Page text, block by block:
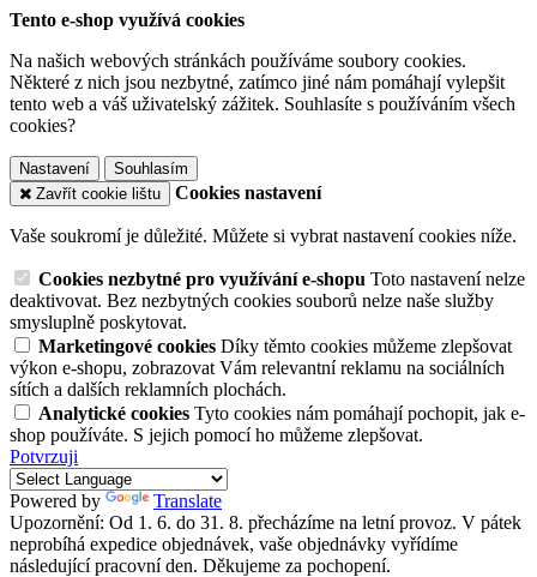
Tento e-shop využívá cookies
Na našich webových stránkách používáme soubory cookies.
Některé z nich jsou nezbytné, zatímco jiné nám pomáhají vylepšit
tento web a váš uživatelský zážitek. Souhlasíte s používáním všech
cookies?
Nastavení
Souhlasím
Zavřít cookie lištu
Cookies nastavení
Vaše soukromí je důležité. Můžete si vybrat nastavení cookies níže.
Cookies nezbytné pro využívání e-shopu Toto nastavení nelze
deaktivovat. Bez nezbytných cookies souborů nelze naše služby
smysluplně poskytovat.
Marketingové cookies Díky těmto cookies můžeme zlepšovat
výkon e-shopu, zobrazovat Vám relevantní reklamu na sociálních
sítích a dalších reklamních plochách.
Analytické cookies Tyto cookies nám pomáhají pochopit, jak e-
shop používáte. S jejich pomocí ho můžeme zlepšovat.
Potvrzuji
Powered by
Translate
Upozornění: Od 1. 6. do 31. 8. přecházíme na letní provoz. V pátek
neprobíhá expedice objednávek, vaše objednávky vyřídíme
následující pracovní den. Děkujeme za pochopení.